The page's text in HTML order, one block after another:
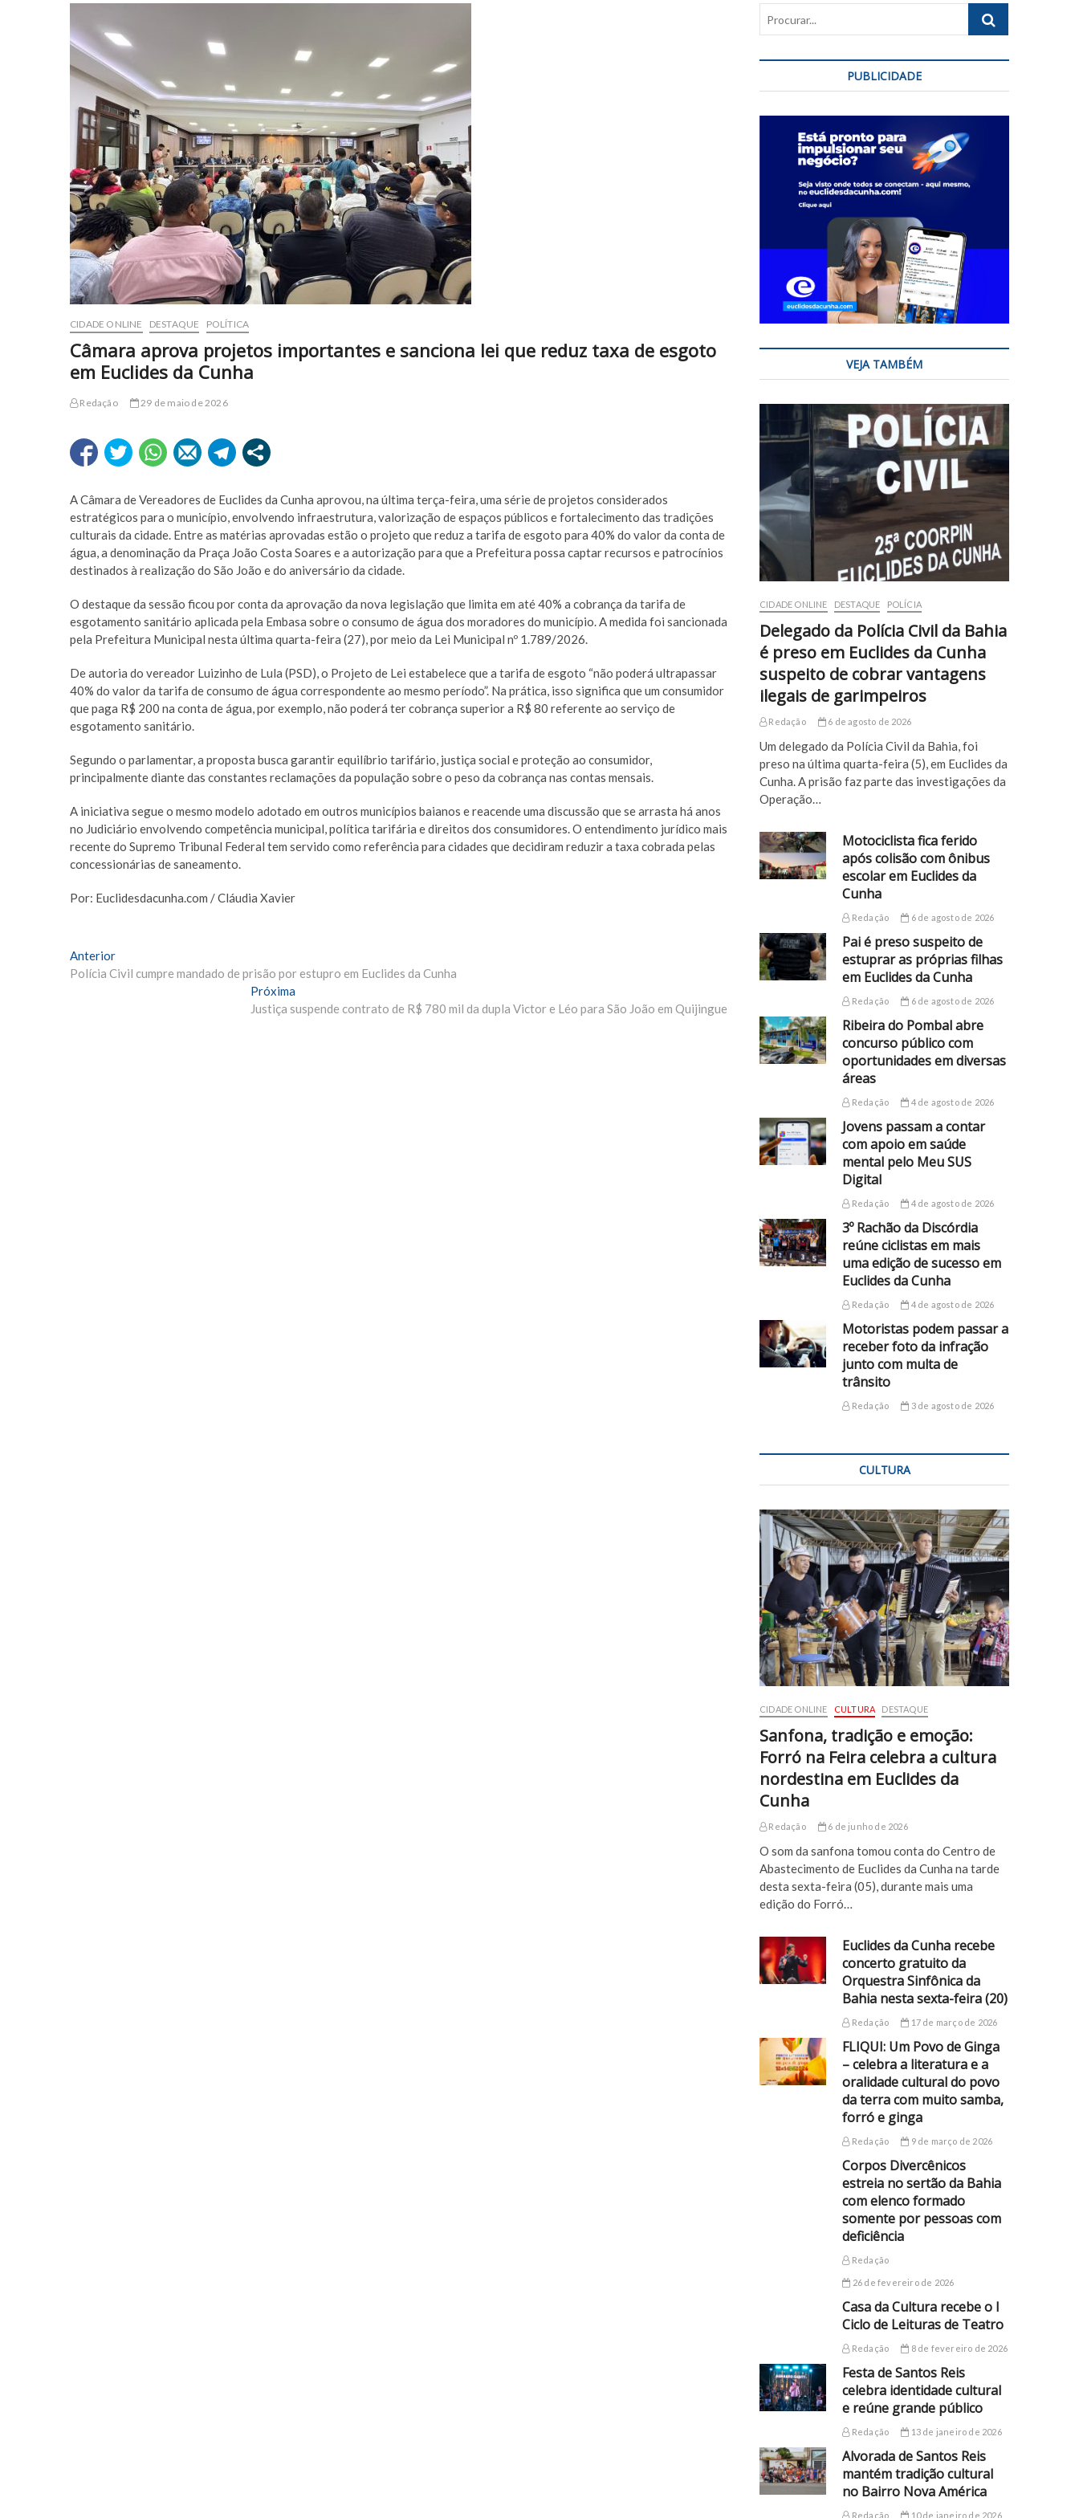
CIDADE ONLINE DESTAQUE POLÍTICA
Câmara aprova projetos importantes e sanciona lei que reduz taxa de esgoto
em Euclides da Cunha
Redação 29 de maio de 2026
A Câmara de Vereadores de Euclides da Cunha aprovou, na última terça-feira, uma série de projetos considerados
estratégicos para o município, envolvendo infraestrutura, valorização de espaços públicos e fortalecimento das tradições
culturais da cidade. Entre as matérias aprovadas estão o projeto que reduz a tarifa de esgoto para 40% do valor da conta de
água, a denominação da Praça João Costa Soares e a autorização para que a Prefeitura possa captar recursos e patrocínios
destinados à realização do São João e do aniversário da cidade.
O destaque da sessão ficou por conta da aprovação da nova legislação que limita em até 40% a cobrança da tarifa de
esgotamento sanitário aplicada pela Embasa sobre o consumo de água dos moradores do município. A medida foi sancionada
pela Prefeitura Municipal nesta última quarta-feira (27), por meio da Lei Municipal nº 1.789/2026.
De autoria do vereador Luizinho de Lula (PSD), o Projeto de Lei estabelece que a tarifa de esgoto “não poderá ultrapassar
40% do valor da tarifa de consumo de água correspondente ao mesmo período”. Na prática, isso significa que um consumidor
que paga R$ 200 na conta de água, por exemplo, não poderá ter cobrança superior a R$ 80 referente ao serviço de
esgotamento sanitário.
Segundo o parlamentar, a proposta busca garantir equilíbrio tarifário, justiça social e proteção ao consumidor,
principalmente diante das constantes reclamações da população sobre o peso da cobrança nas contas mensais.
A iniciativa segue o mesmo modelo adotado em outros municípios baianos e reacende uma discussão que se arrasta há anos
no Judiciário envolvendo competência municipal, política tarifária e direitos dos consumidores. O entendimento jurídico mais
recente do Supremo Tribunal Federal tem servido como referência para cidades que decidiram reduzir a taxa cobrada pelas
concessionárias de saneamento.
Por: Euclidesdacunha.com / Cláudia Xavier
Navegação
de
AnteriorMatéria
Anterior:
Polícia Civil cumpre mandado de prisão por estupro em Euclides da Cunha
Próxima
Materia:
Justiça suspende contrato de R$ 780 mil da dupla Victor e Léo para São João em Quijingue
Procurar...
PUBLICIDADE
VEJA TAMBÉM
CIDADE ONLINE DESTAQUE POLÍCIA
Delegado da Polícia Civil da Bahia
é preso em Euclides da Cunha
suspeito de cobrar vantagens
ilegais de garimpeiros
Redação 6 de agosto de 2026
Um delegado da Polícia Civil da Bahia, foi
preso na última quarta-feira (5), em Euclides da
Cunha. A prisão faz parte das investigações da
Operação…
Motociclista fica ferido
após colisão com ônibus
escolar em Euclides da
Cunha
Redação 6 de agosto de 2026
Pai é preso suspeito de
estuprar as próprias filhas
em Euclides da Cunha
Redação 6 de agosto de 2026
Ribeira do Pombal abre
concurso público com
oportunidades em diversas
áreas
Redação 4 de agosto de 2026
Jovens passam a contar
com apoio em saúde
mental pelo Meu SUS
Digital
Redação 4 de agosto de 2026
3º Rachão da Discórdia
reúne ciclistas em mais
uma edição de sucesso em
Euclides da Cunha
Redação 4 de agosto de 2026
Motoristas podem passar a
receber foto da infração
junto com multa de
trânsito
Redação 3 de agosto de 2026
CULTURA
CIDADE ONLINE CULTURA DESTAQUE
Sanfona, tradição e emoção:
Forró na Feira celebra a cultura
nordestina em Euclides da
Cunha
Redação 6 de junho de 2026
O som da sanfona tomou conta do Centro de
Abastecimento de Euclides da Cunha na tarde
desta sexta-feira (05), durante mais uma
edição do Forró…
Euclides da Cunha recebe
concerto gratuito da
Orquestra Sinfônica da
Bahia nesta sexta-feira (20)
Redação 17 de março de 2026
FLIQUI: Um Povo de Ginga
– celebra a literatura e a
oralidade cultural do povo
da terra com muito samba,
forró e ginga
Redação 9 de março de 2026
Corpos Divercênicos
estreia no sertão da Bahia
com elenco formado
somente por pessoas com
deficiência
Redação
26 de fevereiro de 2026
Casa da Cultura recebe o I
Ciclo de Leituras de Teatro
Redação 8 de fevereiro de 2026
Festa de Santos Reis
celebra identidade cultural
e reúne grande público
Redação 13 de janeiro de 2026
Alvorada de Santos Reis
mantém tradição cultural
no Bairro Nova América
Redação 10 de janeiro de 2026